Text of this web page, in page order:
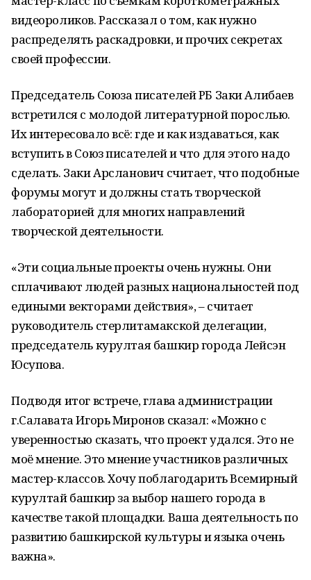
видеороликов. Рассказал о том, как нужно
распределять раскадровки, и прочих секретах
своей профессии.
Председатель Союза писателей РБ Заки Алибаев
встретился с молодой литературной порослью.
Их интересовало всё: где и как издаваться, как
вступить в Союз писателей и что для этого надо
сделать. Заки Арсланович считает, что подобные
форумы могут и должны стать творческой
лабораторией для многих направлений
творческой деятельности.
«Эти социальные проекты очень нужны. Они
сплачивают людей разных национальностей под
едиными векторами действия», – считает
руководитель стерлитамакской делегации,
председатель курултая башкир города Лейсэн
Юсупова.
Подводя итог встрече, глава администрации
г.Салавата Игорь Миронов сказал: «Можно с
уверенностью сказать, что проект удался. Это не
моё мнение. Это мнение участников различных
мастер-классов. Хочу поблагодарить Всемирный
курултай башкир за выбор нашего города в
качестве такой площадки. Ваша деятельность по
развитию башкирской культуры и языка очень
важна».